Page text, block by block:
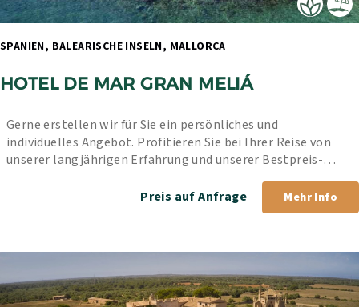
HOTEL DE MAR GRAN MELIÁ
Gerne erstellen wir für Sie ein persönliches und
individuelles Angebot. Profitieren Sie bei Ihrer Reise von
unserer langjährigen Erfahrung und unserer Bestpreis-
Preis auf Anfrage
Mehr Info